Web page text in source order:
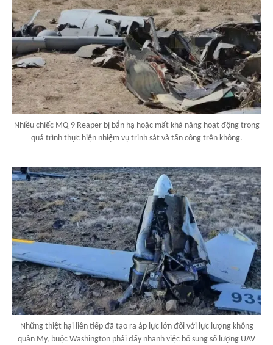
Nhiều chiếc MQ-9 Reaper bị bắn hạ hoặc mất khả năng hoạt động trong
quá trình thực hiện nhiệm vụ trinh sát và tấn công trên không.
Những thiệt hại liên tiếp đã tạo ra áp lực lớn đối với lực lượng không
quân Mỹ, buộc Washington phải đẩy nhanh việc bổ sung số lượng UAV